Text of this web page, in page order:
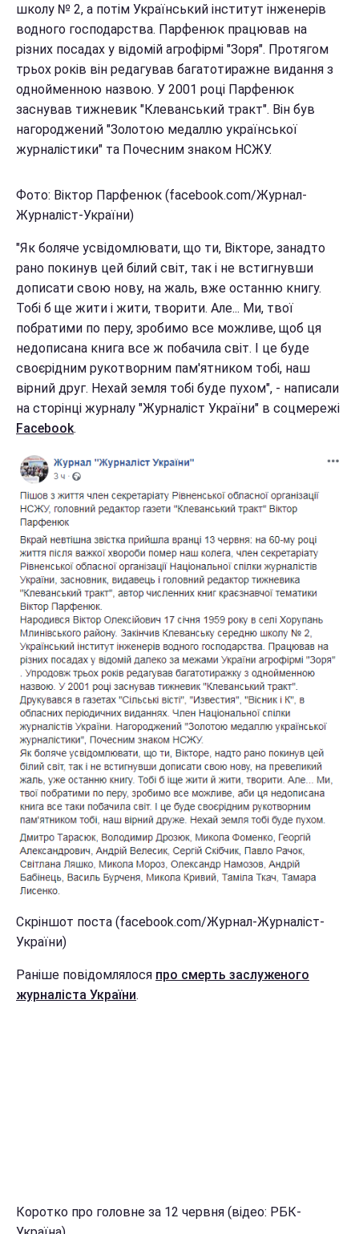
школу № 2, а потім Український інститут інженерів
водного господарства. Парфенюк працював на
різних посадах у відомій агрофірмі "Зоря". Протягом
трьох років він редагував багатотиражне видання з
однойменною назвою. У 2001 році Парфенюк
заснував тижневик "Клеванський тракт". Він був
нагороджений "Золотою медаллю української
журналістики" та Почесним знаком НСЖУ.
Фото: Віктор Парфенюк (facebook.com/Журнал-
Журналіст-України)
"Як боляче усвідомлювати, що ти, Вікторе, занадто
рано покинув цей білий світ, так і не встигнувши
дописати свою нову, на жаль, вже останню книгу.
Тобі б ще жити і жити, творити. Але... Ми, твої
побратими по перу, зробимо все можливе, щоб ця
недописана книга все ж побачила світ. І це буде
своєрідним рукотворним пам'ятником тобі, наш
вірний друг. Нехай земля тобі буде пухом", - написали
на сторінці журналу "Журналіст України" в соцмережі
Facebook.
Скріншот поста (facebook.com/Журнал-Журналіст-
України)
Раніше повідомлялося про смерть заслуженого
журналіста України.
Коротко про головне за 12 червня (відео: РБК-